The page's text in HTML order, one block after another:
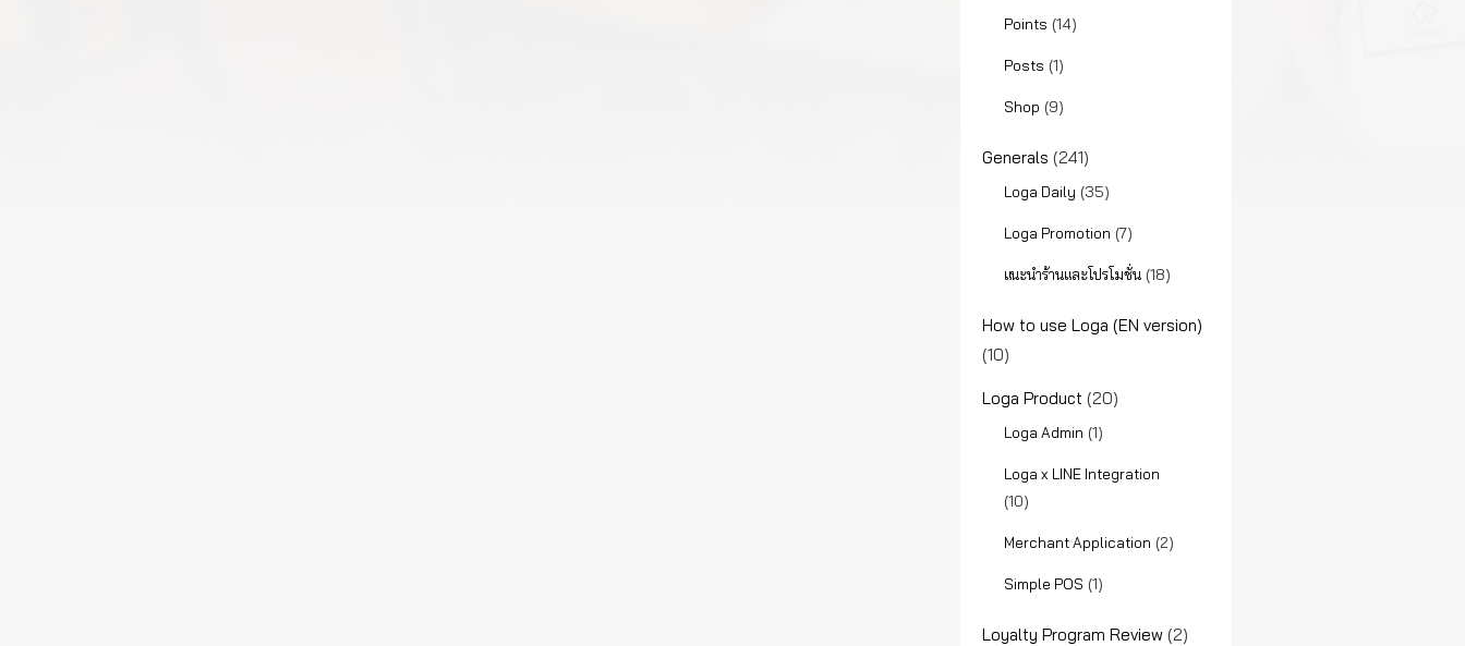
Points (14)
Posts (1)
Shop (9)
Generals (241)
Loga Daily (35)
Loga Promotion (7)
แนะนำร้านและโปรโมชั่น (18)
How to use Loga (EN version)
(10)
Loga Product (20)
Loga Admin (1)
Loga x LINE Integration
(10)
Merchant Application (2)
Simple POS (1)
Loyalty Program Review (2)